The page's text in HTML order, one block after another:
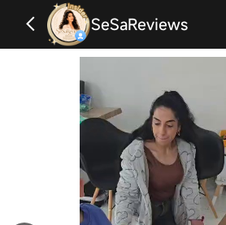
SeSaReviews